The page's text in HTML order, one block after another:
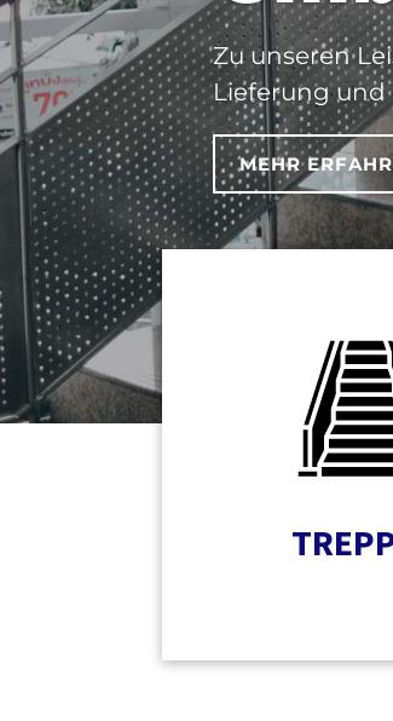
Zu unseren
Lieferung und
MEHR